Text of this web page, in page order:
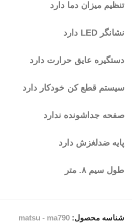
تنظیم میزان دما دارد
نشانگر LED دارد
دستگیره عایق حرارت دارد
سیستم قطع کن خودکار دارد
صفحه جداشونده ندارد
پایه ضدلغزش دارد
طول سیم ۸. متر
شناسه محصول: matsu - ma790